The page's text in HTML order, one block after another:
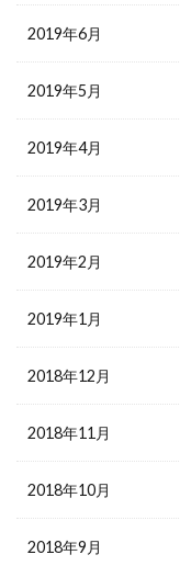
2019年6月
2019年5月
2019年4月
2019年3月
2019年2月
2019年1月
2018年12月
2018年11月
2018年10月
2018年9月